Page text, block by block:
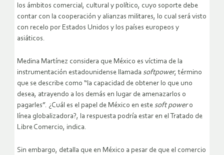
los ámbitos comercial, cultural y político, cuyo soporte debe
contar con la cooperación y alianzas militares, lo cual será visto
con recelo por Estados Unidos y los países europeos y
asiáticos.
Medina Martínez considera que México es víctima de la
instrumentación estadounidense llamada softpower, término
que se describe como “la capacidad de obtener lo que uno
desea, atrayendo a los demás en lugar de amenazarlos o
pagarles”. ¿Cuál es el papel de México en este soft powero
línea globalizadora?, la respuesta podría estar en el Tratado de
Libre Comercio, indica.
Sin embargo, detalla que en México a pesar de que el comercio